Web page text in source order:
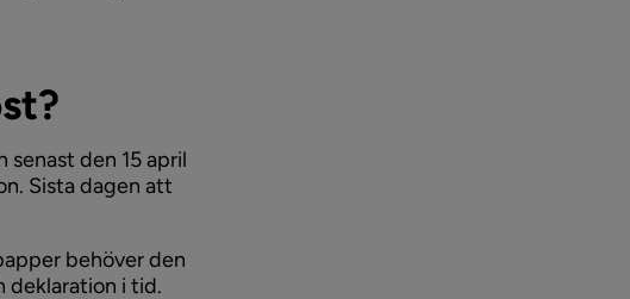
den 15 april
Sista dagen att
behöver den
deklaration i tid.